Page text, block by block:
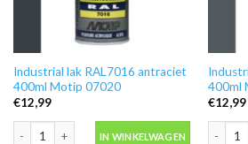
Industrial lak RAL7016 antraciet
400ml Motip 07020
€12,99
Industrial lak RAL7016 antraciet 400ml Motip
IN WINKELWAGEN
400ml
€12,99